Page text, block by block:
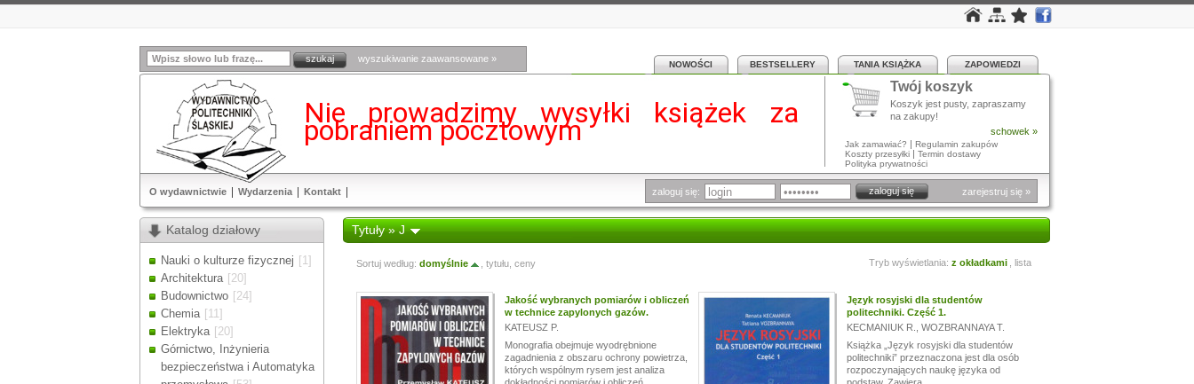
wyszukiwanie zaawansowane »
NOWOŚCI BESTSELLERY TANIA KSIĄŻKA ZAPOWIEDZI
Nie prowadzimy wysyłki książek za
pobraniem pocztowym
Twój koszyk
Koszyk jest pusty, zapraszamy
na zakupy!
schowek »
Jak zamawiać? | Regulamin zakupów
Koszty przesyłki | Termin dostawy
Polityka prywatności
O wydawnictwie Wydarzenia Kontakt zaloguj się: zarejestruj się »
Katalog działowy
Nauki o kulturze fizycznej [1]
Architektura [20]
Budownictwo [24]
Chemia [11]
Elektryka [20]
Górnictwo, Inżynieria
bezpieczeństwa i Automatyka
Tytuły » J
Sortuj według: domyślnie tytułu, ceny Tryb wyświetlania: z okładkami lista
Jakość wybranych pomiarów i obliczeń
w technice zapylonych gazów.
KATEUSZ P.
Monografia obejmuje wyodrębnione
zagadnienia z obszaru ochrony powietrza,
których wspólnym rysem jest analiza
Język rosyjski dla studentów
politechniki. Część 1.
KECMANIUK R.
WOZBRANNAYA T.
Książka „Język rosyjski dla studentów
politechniki” przeznaczona jest dla osób
rozpoczynających naukę języka od